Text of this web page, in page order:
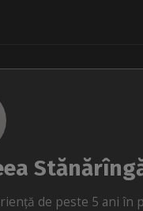
de peste 5 ani în